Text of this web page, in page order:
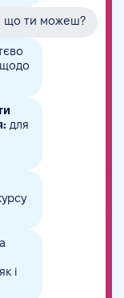
що ти можеш?
щодо
для
і